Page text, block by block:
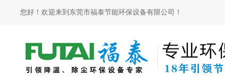
您好！欢迎来到东莞市福泰节能环保设备有限公司！